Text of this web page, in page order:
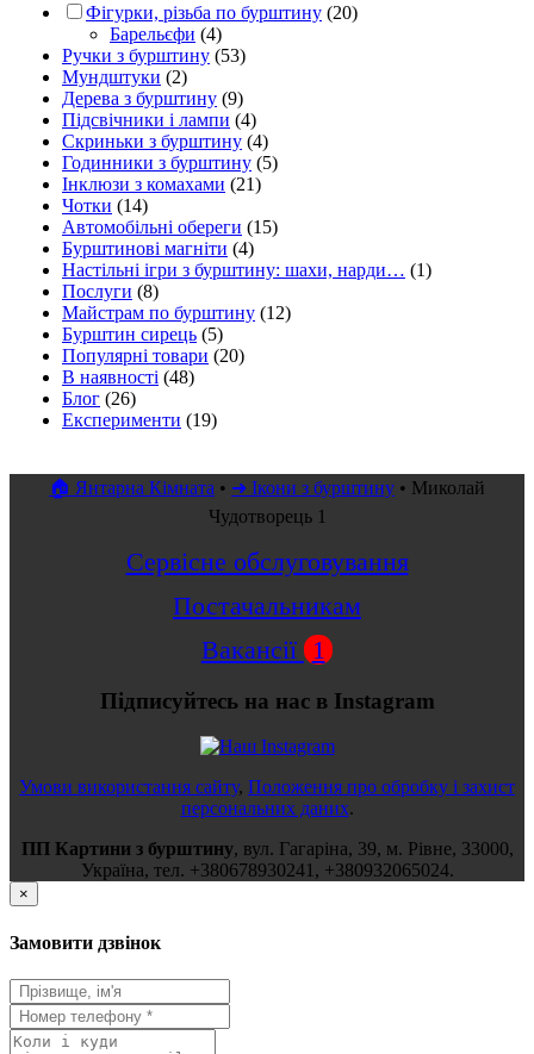
Фігурки, різьба по бурштину (20)
Барельєфи (4)
Ручки з бурштину (53)
Мундштуки (2)
Дерева з бурштину (9)
Підсвічники і лампи (4)
Скриньки з бурштину (4)
Годинники з бурштину (5)
Інклюзи з комахами (21)
Чотки (14)
Автомобільні обереги (15)
Бурштинові магніти (4)
Настільні ігри з бурштину: шахи, нарди… (1)
Послуги (8)
Майстрам по бурштину (12)
Бурштин сирець (5)
Популярні товари (20)
В наявності (48)
Блог (26)
Експерименти (19)
🏠 Янтарна Кімната • ➜ Ікони з бурштину • Миколай
Чудотворець 1
Сервісне обслуговування
Постачальникам
Вакансії 1
Підписуйтесь на нас в Instagram
Умови використання сайту, Положення про обробку і захист
персональних даних.
ПП Картини з бурштину, вул. Гагаріна, 39, м. Рівне, 33000,
Україна, тел. +380678930241 , +380932065024.
×
Замовити дзвінок